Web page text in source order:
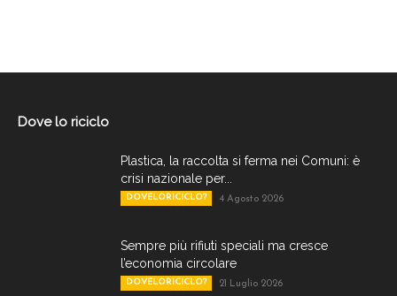
Dove lo riciclo
Plastica, la raccolta si ferma nei Comuni: è
crisi nazionale per...
DOVELORICICLO? 4 Agosto 2026
Sempre più rifiuti speciali ma cresce
l’economia circolare
DOVELORICICLO? 21 Luglio 2026